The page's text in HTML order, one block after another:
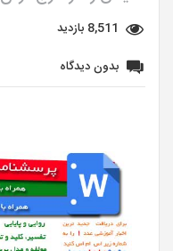
8,511 بازدید
بدون دیدگاه